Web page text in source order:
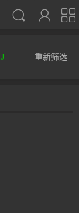



J 重新筛选